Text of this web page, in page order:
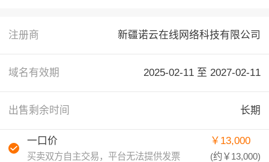
注册商 新疆诺云在线网络科技有限公司
域名有效期 2025-02-11 至 2027-02-11
出售剩余时间 长期
一口价
买卖双方自主交易，平台无法提供发票
￥13,000
(约￥13,000)